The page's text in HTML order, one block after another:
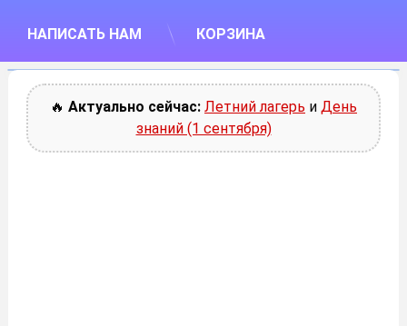
НАПИСАТЬ НАМ КОРЗИНА
🔥 Актуально сейчас: Летний лагерь и День
знаний (1 сентября)